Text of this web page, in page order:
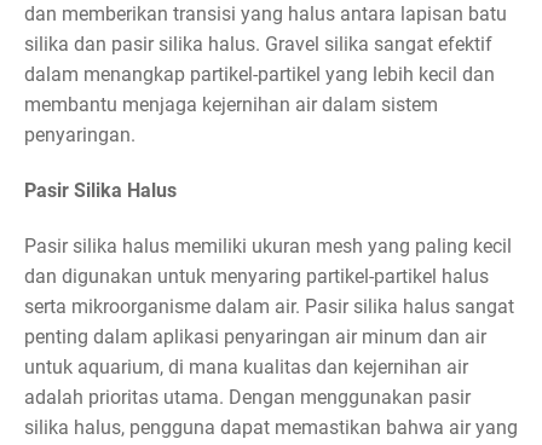
dan memberikan transisi yang halus antara lapisan batu
silika dan pasir silika halus. Gravel silika sangat efektif
dalam menangkap partikel-partikel yang lebih kecil dan
membantu menjaga kejernihan air dalam sistem
penyaringan.
Pasir Silika Halus
Pasir silika halus memiliki ukuran mesh yang paling kecil
dan digunakan untuk menyaring partikel-partikel halus
serta mikroorganisme dalam air. Pasir silika halus sangat
penting dalam aplikasi penyaringan air minum dan air
untuk aquarium, di mana kualitas dan kejernihan air
adalah prioritas utama. Dengan menggunakan pasir
silika halus, pengguna dapat memastikan bahwa air yang